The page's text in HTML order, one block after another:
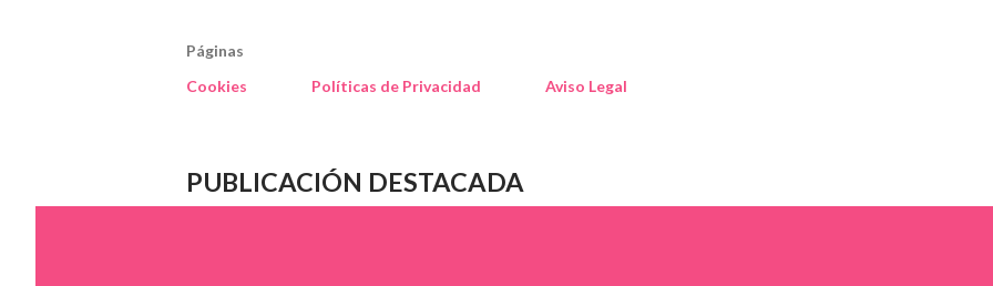
Páginas
Cookies
Políticas de Privacidad Aviso Legal
PUBLICACIÓN DESTACADA